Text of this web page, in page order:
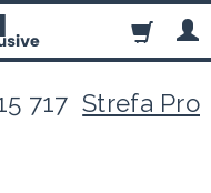
717Strefa Pro